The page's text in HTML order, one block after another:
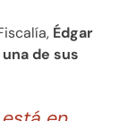
Édgar
de sus